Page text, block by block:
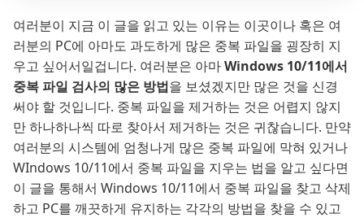
여러분이 지금 이 글을 읽고 있는 이유는 이곳이나 혹은 여
러분의 PC에 아마도 과도하게 많은 중복 파일을 굉장히 지
우고 싶어서일겁니다. 여러분은 아마Windows 10/11에서
중복 파일 검사의 많은 방법을 보셨겠지만 많은 것을 신경
써야 할 것입니다. 중복 파일을 제거하는 것은 어렵지 않지
만 하나하나씩 따로 찾아서 제거하는 것은 귀찮습니다. 만약
여러분의 시스템에 엄청나게 많은 중복 파일에 막혀 있거나
WIndows 10/11에서 중복 파일을 지우는 법을 알고 싶다면
이 글을 통해서 Windows 10/11에서 중복 파일을 찾고 삭제
하고 PC를 깨끗하게 유지하는 각각의 방법을 찾을 수 있고